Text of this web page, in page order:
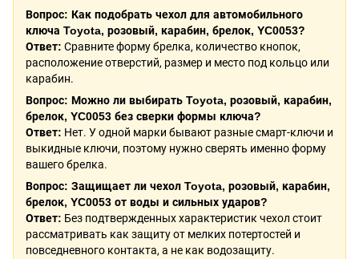
Вопрос: Как подобрать чехол для автомобильного
ключа Toyota, розовый, карабин, брелок, YC0053?
Ответ: Сравните форму брелка, количество кнопок,
расположение отверстий, размер и место под кольцо или
карабин.
Вопрос: Можно ли выбирать Toyota, розовый, карабин,
брелок, YC0053 без сверки формы ключа?
Ответ: Нет. У одной марки бывают разные смарт-ключи и
выкидные ключи, поэтому нужно сверять именно форму
вашего брелка.
Вопрос: Защищает ли чехол Toyota, розовый, карабин,
брелок, YC0053 от воды и сильных ударов?
Ответ: Без подтвержденных характеристик чехол стоит
рассматривать как защиту от мелких потертостей и
повседневного контакта, а не как водозащиту.